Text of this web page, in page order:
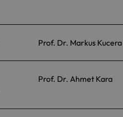
Prof. Dr. Markus Kucera
Prof. Dr. Ahmet Kara